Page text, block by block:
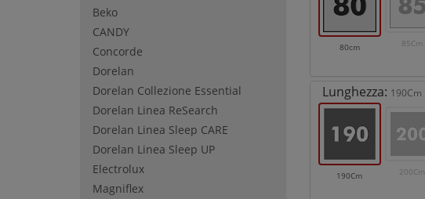
80cm 85Cm
Lunghezza: 190Cm
190Cm 200Cm
Beko
CANDY
Concorde
Dorelan
Dorelan Collezione Essential
Dorelan Linea ReSearch
Dorelan Linea Sleep CARE
Dorelan Linea Sleep UP
Electrolux
Magniflex